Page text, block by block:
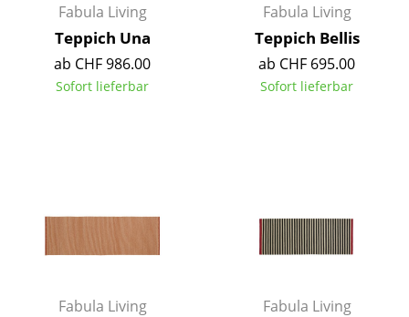
... alle Leuchten
Betten
Kinderbetten
Nachttische & Bettzubehör
Fabula Living
Teppich Una
ab CHF 986.00
Sofort lieferbar
Fabula Living
Teppich Bellis
ab CHF 695.00
Sofort lieferbar
Fabula Living Fabula Living